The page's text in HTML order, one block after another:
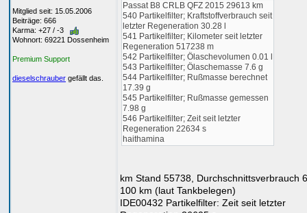
Mitglied seit: 15.05.2006
Beiträge: 666
Karma: +27 / -3
Wohnort: 69221 Dossenheim
Premium Support
dieselschrauber gefällt das.
Passat B8 CRLB QFZ 2015 29613 km
540 Partikelfilter; Kraftstoffverbrauch seit
letzter Regeneration 30.28 l
541 Partikelfilter; Kilometer seit letzter
Regeneration 517238 m
542 Partikelfilter; Ölaschevolumen 0.01 l
543 Partikelfilter; Ölaschemasse 7.6 g
544 Partikelfilter; Rußmasse berechnet
17.39 g
545 Partikelfilter; Rußmasse gemessen
7.98 g
546 Partikelfilter; Zeit seit letzter
Regeneration 22634 s
haithamina
km Stand 55738, Durchschnittsverbrauch
100 km (laut Tankbelegen)
IDE00432 Partikelfilter: Zeit seit letzter